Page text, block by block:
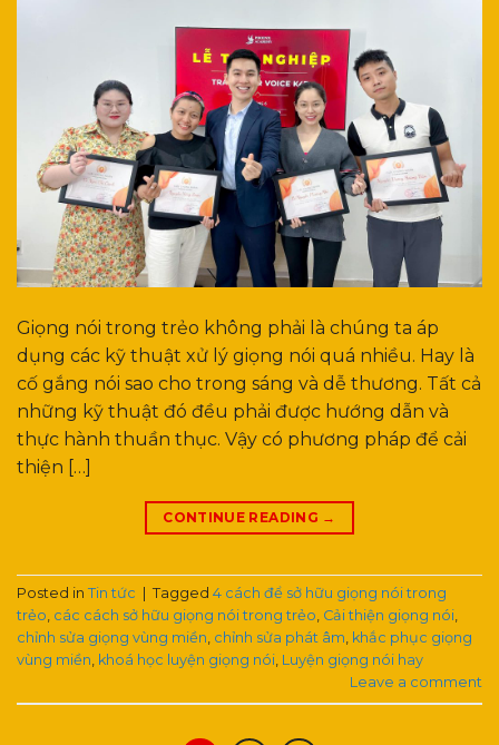
Giọng nói trong trẻo không phải là chúng ta áp
dụng các kỹ thuật xử lý giọng nói quá nhiều. Hay là
cố gắng nói sao cho trong sáng và dễ thương. Tất cả
những kỹ thuật đó đều phải được hướng dẫn và
thực hành thuần thục. Vậy có phương pháp để cải
thiện […]
CONTINUE READING →
Posted in Tin tức Tagged 4 cách để sở hữu giọng nói trong
trẻo, các cách sở hữu giọng nói trong trẻo, Cải thiện giọng nói,
chỉnh sửa giọng vùng miền, chỉnh sửa phát âm, khắc phục giọng
vùng miền, khoá học luyện giọng nói, Luyện giọng nói hay
Leave a comment